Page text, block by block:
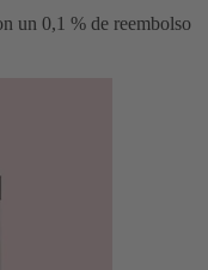
un 0,1 % de reembolso